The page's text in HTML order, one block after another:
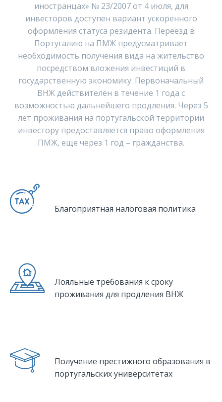
иностранцах» № 23/2007 от 4 июля, для
инвесторов доступен вариант ускоренного
оформления статуса резидента. Переезд в
Португалию на ПМЖ предусматривает
необходимость получения вида на жительство
посредством вложения инвестиций в
государственную экономику. Первоначальный
ВНЖ действителен в течение 1 года с
возможностью дальнейшего продления. Через 5
лет проживания на португальской территории
инвестору предоставляется право оформления
ПМЖ, еще через 1 год – гражданства.
Благоприятная налоговая политика
Лояльные требования к сроку
проживания для продления ВНЖ
Получение престижного образования в
португальских университетах